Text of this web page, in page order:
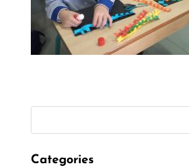
Categories